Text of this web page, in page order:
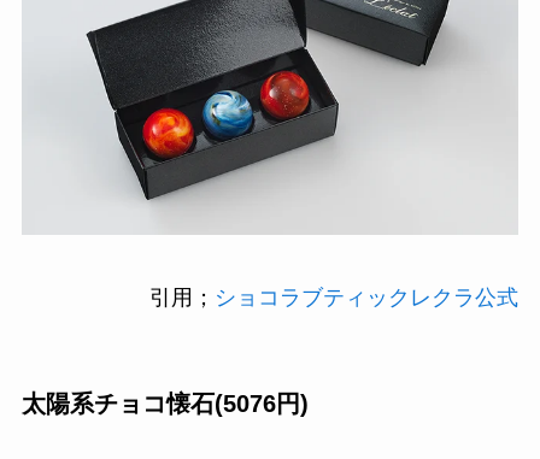
引用； ショコラブティックレクラ公式
太陽系チョコ懐石(5076円)